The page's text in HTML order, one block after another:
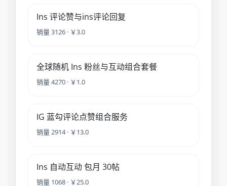
Ins 评论赞与ins评论回复
销量 3126 · ￥3.0
全球随机 Ins 粉丝与互动组合套餐
销量 4270 · ￥1.0
IG 蓝勾评论点赞组合服务
销量 2914 · ￥13.0
Ins 自动互动 包月 30帖
销量 1068 · ￥25.0